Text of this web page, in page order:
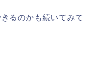
るのかも続いてみて